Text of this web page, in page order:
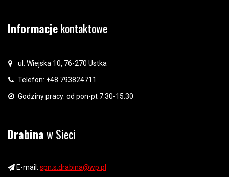
Informacjekontaktowe
ul. Wiejska 10, 76-270 Ustka
Telefon: +48 793824711
Godziny pracy: od pon-pt 7.30-15.30
Drabinaw Sieci
E-mail: spn.s.drabina@wp.pl